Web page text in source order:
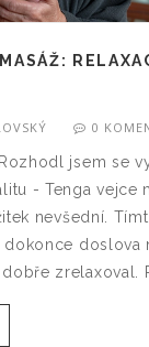
0
jsem se
- Tenga vejce
nevšední.
doslova
zrelaxoval.
O tomto a